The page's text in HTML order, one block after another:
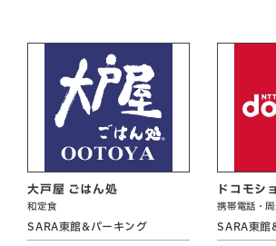
大戸屋 ごはん処
和定食
SARA東館&パーキング
ドコモシ
携帯電話・
SARA東館